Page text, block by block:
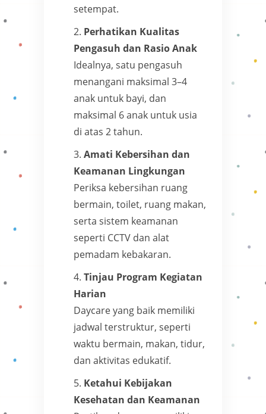
setempat.
Perhatikan Kualitas
Pengasuh dan Rasio Anak
Idealnya, satu pengasuh
menangani maksimal 3–4
anak untuk bayi, dan
maksimal 6 anak untuk usia
di atas 2 tahun.
Amati Kebersihan dan
Keamanan Lingkungan
Periksa kebersihan ruang
bermain, toilet, ruang makan,
serta sistem keamanan
seperti CCTV dan alat
pemadam kebakaran.
Tinjau Program Kegiatan
Harian
Daycare yang baik memiliki
jadwal terstruktur, seperti
waktu bermain, makan, tidur,
dan aktivitas edukatif.
Ketahui Kebijakan
Kesehatan dan Keamanan